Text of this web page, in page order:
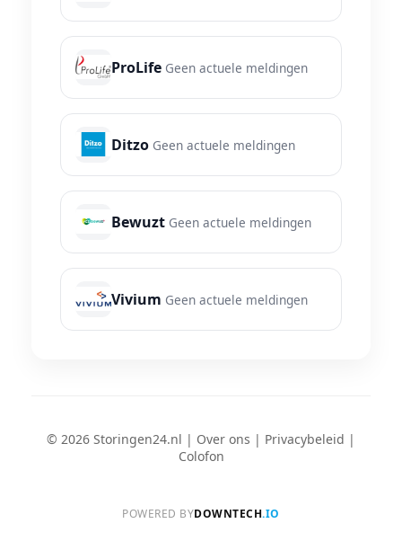
ProLife Geen actuele meldingen
Ditzo Geen actuele meldingen
Bewuzt Geen actuele meldingen
Vivium Geen actuele meldingen
© 2026 Storingen24.nl | Over ons | Privacybeleid |
Colofon
POWERED BYDOWNTECH.IO